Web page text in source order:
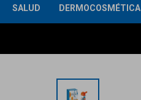
SALUD DERMOCOSMÉTICA